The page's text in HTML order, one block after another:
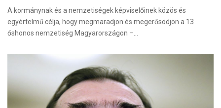
A kormánynak és a nemzetiségek képviselőinek közös és
egyértelmű célja, hogy megmaradjon és megerősödjön a 13
őshonos nemzetiség Magyarországon –…